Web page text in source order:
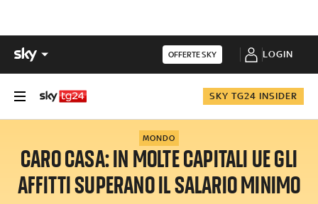
OFFERTE SKY LOGIN
SKY TG24 INSIDER
MONDO
CARO CASA: IN MOLTE CAPITALI UE GLI
AFFITTI SUPERANO IL SALARIO MINIMO